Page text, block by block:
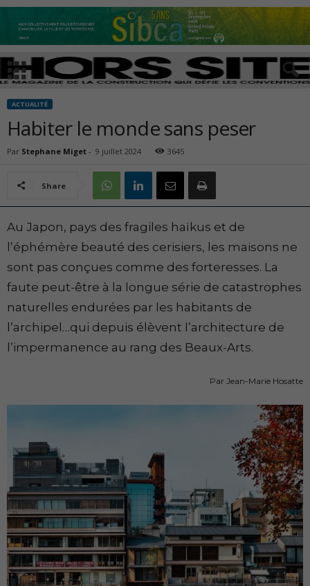
ACTUALITÉ
Habiter le monde sans peser
Par Stephane Miget - 9 juillet 2024 3645
Share
Au Japon, pays des fragiles haïkus et de
l’éphémère beauté des cerisiers, les maisons ne
sont pas conçues comme des forteresses. La
faute peut-être à la longue série de catastrophes
naturelles endurées par les habitants de
l’archipel…qui depuis élèvent l’architecture de
l’impermanence au rang des Beaux-Arts.
Par Jean-Marie Hosatte